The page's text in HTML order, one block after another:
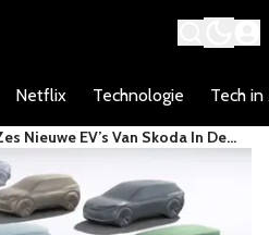
Netflix Technologie Tech in
Nieuwe EV’s Van Skoda In De